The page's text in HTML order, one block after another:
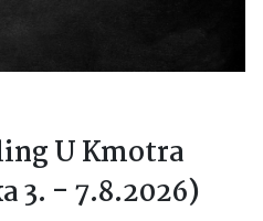
U Kmotra
3. - 7.8.2026)